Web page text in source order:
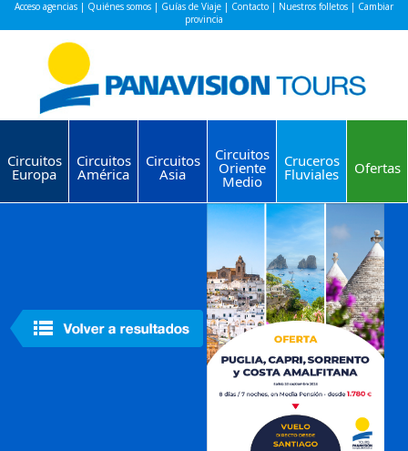
Acceso agencias | Quiénes somos | Guías de Viaje | Contacto | Nuestros folletos | Cambiar
provincia
Circuitos
Europa
Circuitos
América
Circuitos
Asia
Circuitos
Oriente
Medio
Cruceros
Fluviales Ofertas